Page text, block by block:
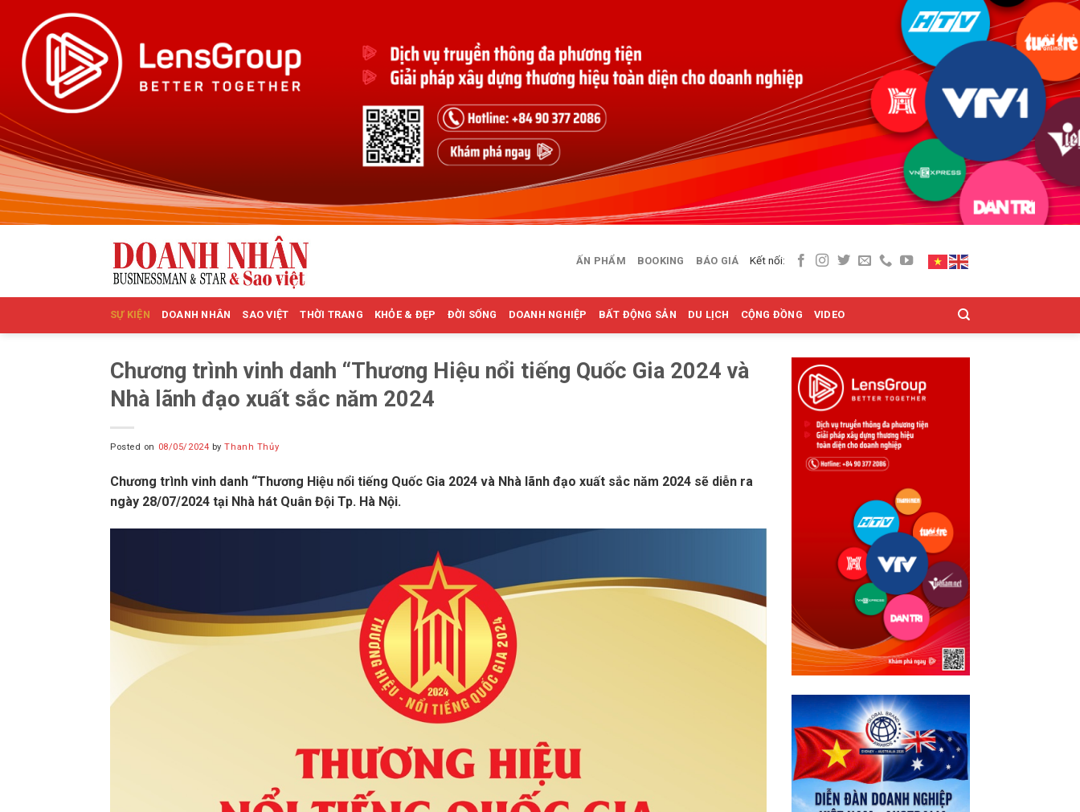
content
ẤN PHẨM BOOKING BÁO GIÁ Kết nối:
SỰ KIỆN DOANH NHÂN SAO VIỆT THỜI TRANG KHỎE & ĐẸP ĐỜI SỐNG DOANH NGHIỆP BẤT ĐỘNG SẢN DU LỊCH CỘNG ĐỒNG VIDEO
Chương trình vinh danh “Thương Hiệu nổi tiếng Quốc Gia 2024 và
Nhà lãnh đạo xuất sắc năm 2024
Posted on 08/05/2024 byThanh Thủy
Chương trình vinh danh “Thương Hiệu nổi tiếng Quốc Gia 2024 và Nhà lãnh đạo xuất sắc năm 2024 sẽ diễn ra
ngày 28/07/2024 tại Nhà hát Quân Đội Tp. Hà Nội.